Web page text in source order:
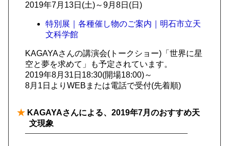
2019年7月13日(土)～9月8日(日)
特別展｜各種催し物のご案内｜明石市立天
文科学館
KAGAYAさんの講演会(トークショー)「世界に星
空と夢を求めて」も予定されています。
2019年8月31日18:30(開場18:00)～
8月1日よりWEBまたは電話で受付(先着順)
★ KAGAYAさんによる、2019年7月のおすすめ天
文現象